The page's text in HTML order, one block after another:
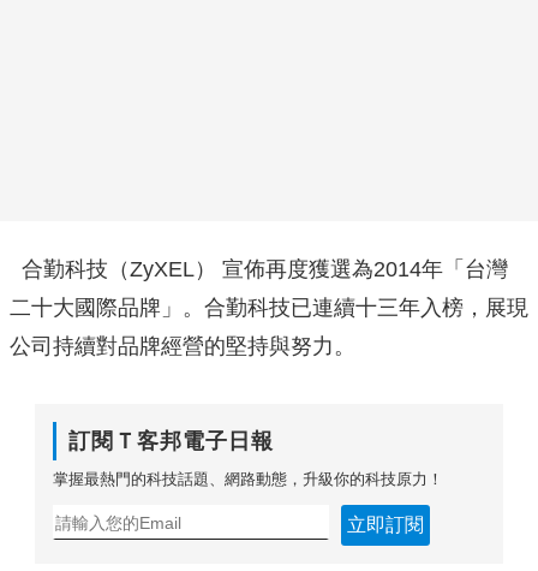
合勤科技（ZyXEL） 宣佈再度獲選為2014年「台灣
二十大國際品牌」。合勤科技已連續十三年入榜，展現
公司持續對品牌經營的堅持與努力。
訂閱Ｔ客邦電子日報
掌握最熱門的科技話題、網路動態，升級你的科技原力！
立即訂閱